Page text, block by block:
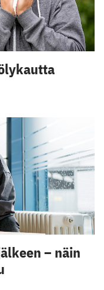
– näin